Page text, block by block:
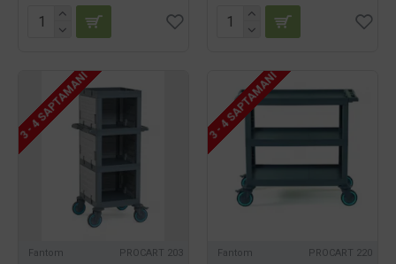
3 - 4 SAPTAMANI
Fantom PROCART 203
3 - 4 SAPTAMANI
Fantom PROCART 220